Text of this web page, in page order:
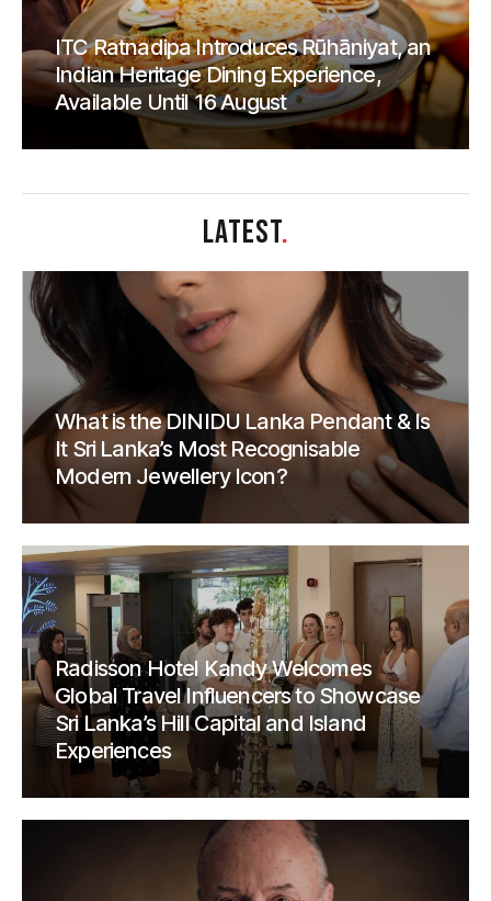
ITC Ratnadipa Introduces Rūhāniyat, an
Indian Heritage Dining Experience,
Available Until 16 August
LATEST.
What is the DINIDU Lanka Pendant & Is
It Sri Lanka’s Most Recognisable
Modern Jewellery Icon?
Radisson Hotel Kandy Welcomes
Global Travel Influencers to Showcase
Sri Lanka’s Hill Capital and Island
Experiences